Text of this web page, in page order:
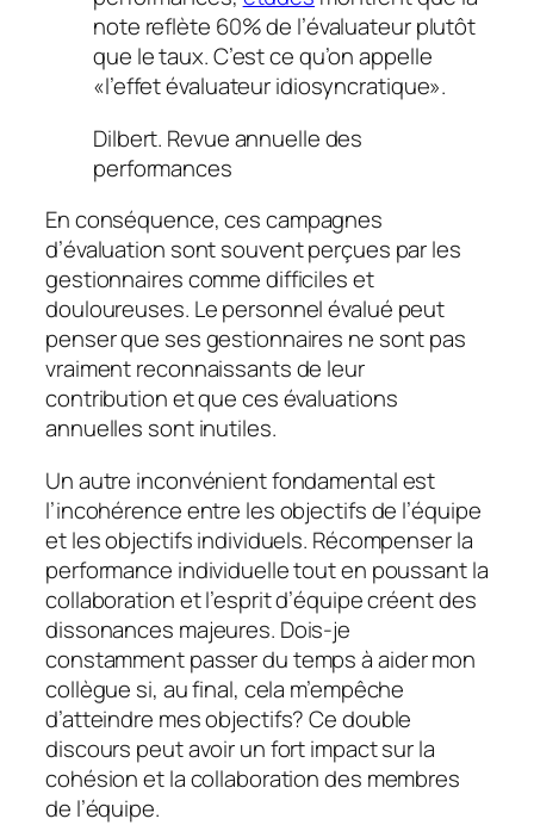
note reflète 60% de l’évaluateur plutôt
que le taux. C’est ce qu’on appelle
«l’effet évaluateur idiosyncratique».
Dilbert. Revue annuelle des
performances
En conséquence, ces campagnes
d’évaluation sont souvent perçues par les
gestionnaires comme difficiles et
douloureuses. Le personnel évalué peut
penser que ses gestionnaires ne sont pas
vraiment reconnaissants de leur
contribution et que ces évaluations
annuelles sont inutiles.
Un autre inconvénient fondamental est
l’incohérence entre les objectifs de l’équipe
et les objectifs individuels. Récompenser la
performance individuelle tout en poussant la
collaboration et l’esprit d’équipe créent des
dissonances majeures. Dois-je
constamment passer du temps à aider mon
collègue si, au final, cela m’empêche
d’atteindre mes objectifs? Ce double
discours peut avoir un fort impact sur la
cohésion et la collaboration des membres
de l’équipe.